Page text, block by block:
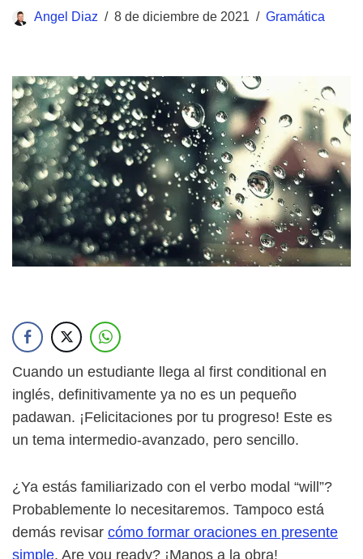
Angel Diaz 8 de diciembre de 2021 Gramática
Cuando un estudiante llega al first conditional en
inglés, definitivamente ya no es un pequeño
padawan. ¡Felicitaciones por tu progreso! Este es
un tema intermedio-avanzado, pero sencillo.
¿Ya estás familiarizado con el verbo modal “will”?
Probablemente lo necesitaremos. Tampoco está
demás revisar cómo formar oraciones en presente
simple. Are you ready? ¡Manos a la obra!